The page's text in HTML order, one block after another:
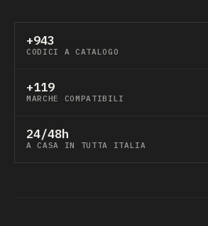
+943
CODICI A CATALOGO
+119
MARCHE COMPATIBILI
24/48h
A CASA IN TUTTA ITALIA